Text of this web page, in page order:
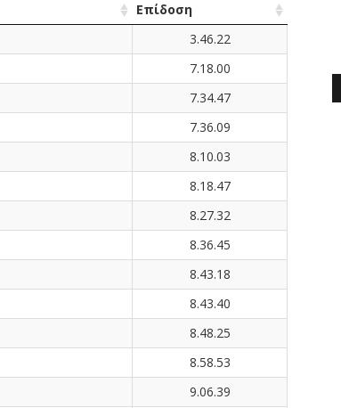
Επίδοση
3.46.22
7.18.00
7.34.47
7.36.09
8.10.03
8.18.47
8.27.32
8.36.45
8.43.18
8.43.40
8.48.25
8.58.53
9.06.39